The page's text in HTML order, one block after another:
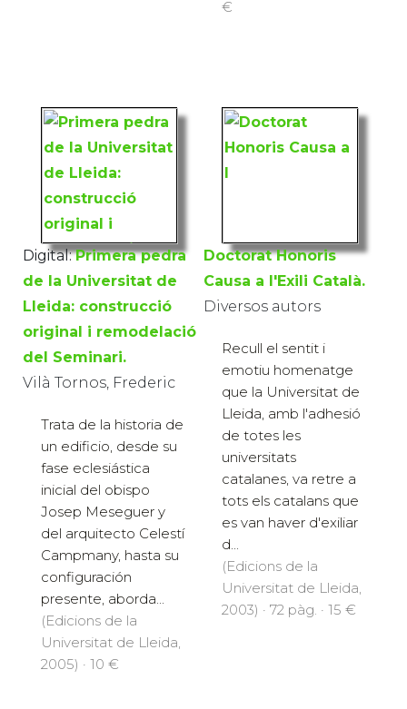
€
Digital: Primera pedra
de la Universitat de
Lleida: construcció
original i remodelació
del Seminari.
Vilà Tornos, Frederic
Trata de la historia de
un edificio, desde su
fase eclesiástica
inicial del obispo
Josep Meseguer y
del arquitecto Celestí
Campmany, hasta su
configuración
presente, aborda...
(Edicions de la
Universitat de Lleida,
2005) · 10 €
Doctorat Honoris
Causa a l'Exili Català.
Diversos autors
Recull el sentit i
emotiu homenatge
que la Universitat de
Lleida, amb l'adhesió
de totes les
universitats
catalanes, va retre a
tots els catalans que
es van haver d'exiliar
d...
(Edicions de la
Universitat de Lleida,
2003) · 72 pàg. · 15 €